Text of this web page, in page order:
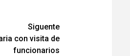
Siguente
con visita de
funcionarios